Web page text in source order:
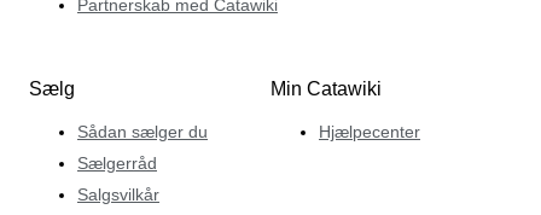
Partnerskab med Catawiki
Sælg
Sådan sælger du
Sælgerråd
Salgsvilkår
Min Catawiki
Hjælpecenter